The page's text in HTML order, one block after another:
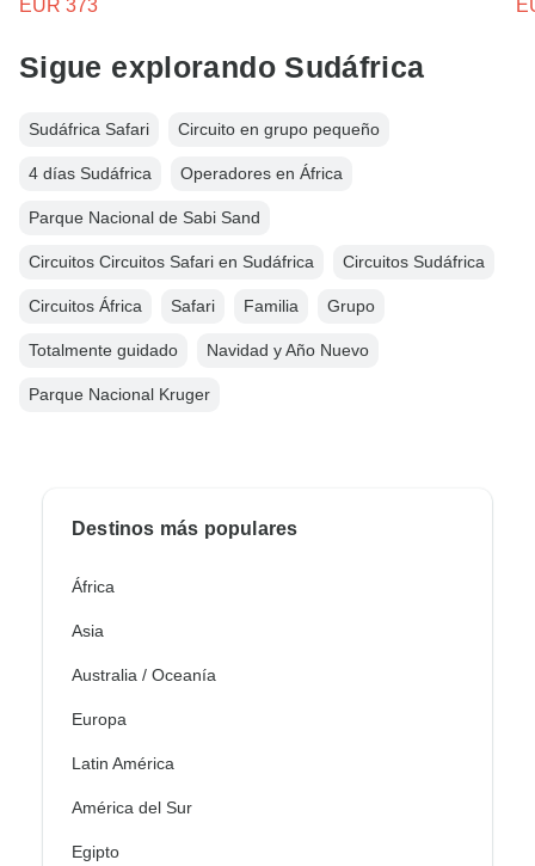
EUR 373
Sigue explorando Sudáfrica
Sudáfrica Safari Circuito en grupo pequeño
4 días Sudáfrica Operadores en África
Parque Nacional de Sabi Sand
Circuitos Circuitos Safari en Sudáfrica Circuitos Sudáfrica
Circuitos África Safari Familia Grupo
Totalmente guidado Navidad y Año Nuevo
Parque Nacional Kruger
Destinos más populares
África
Asia
Australia / Oceanía
Europa
Latin América
América del Sur
Egipto